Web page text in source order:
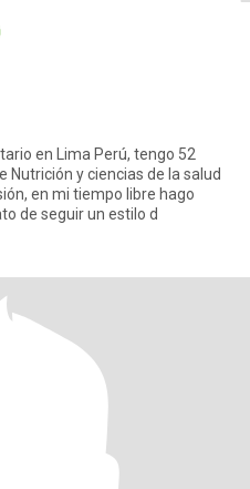
en Lima Perú, tengo 52
Nutrición y ciencias de la salud
en mi tiempo libre hago
de seguir un estilo d